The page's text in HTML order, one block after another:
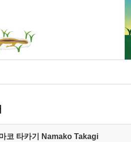
코 타카기 Namako Takagi